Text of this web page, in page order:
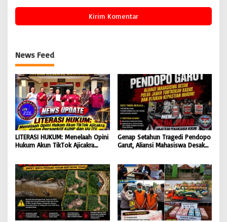
News Feed
LITERASI HUKUM: Menelaah Opini
Hukum Akun TikTok Ajicakra
Genap Setahun Tragedi Pendopo
Garut, Aliansi Mahasiswa Desak